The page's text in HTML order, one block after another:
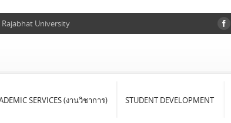
Rajabhat University
SERVICES (งานวิชาการ) STUDENT DEVELOPMENT